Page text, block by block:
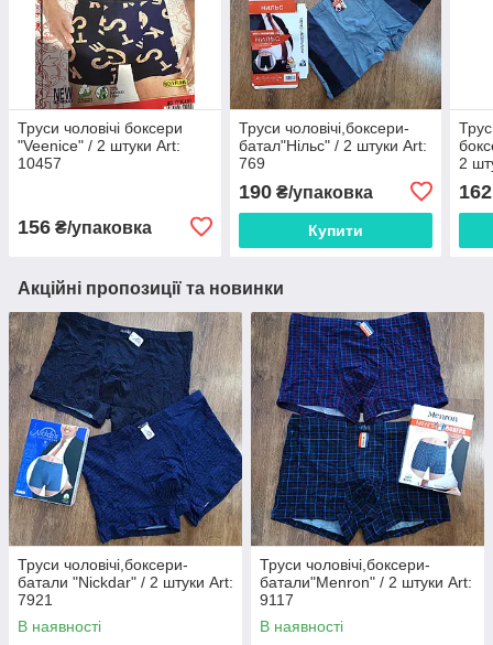
Труси чоловічі боксери
"Veenice" / 2 штуки Art:
10457
156 ₴/упаковка
Труси чоловічі,боксери-
батал"Нільс" / 2 штуки Art:
769
190₴/упаковка
Купити
2
162
Акційні пропозиції та новинки
Труси чоловічі,боксери-
батали "Nickdar" / 2 штуки Art:
7921
В наявності
Труси чоловічі,боксери-
батали"Menron" / 2 штуки Art:
9117
В наявності